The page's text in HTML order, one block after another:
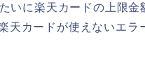
いに楽天カードの上限金
天カードが使えないエラ